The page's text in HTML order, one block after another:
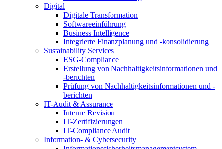
Digital
Digitale Transformation
Softwareeinführung
Business Intelligence
Integrierte Finanzplanung und -konsolidierung
Sustainability Services
ESG-Compliance
Erstellung von Nachhaltigkeitsinformationen und
-berichten
Prüfung von Nachhaltigkeitsinformationen und -
berichten
IT-Audit & Assurance
Interne Revision
IT-Zertifizierungen
IT-Compliance Audit
Information- & Cybersecurity